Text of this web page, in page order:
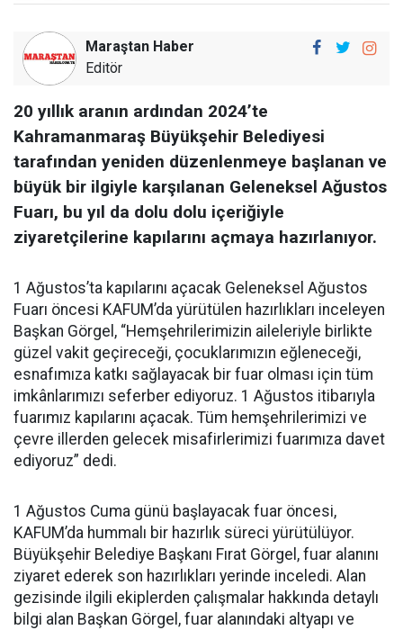
Maraştan Haber
Editör
20 yıllık aranın ardından 2024’te
Kahramanmaraş Büyükşehir Belediyesi
tarafından yeniden düzenlenmeye başlanan ve
büyük bir ilgiyle karşılanan Geleneksel Ağustos
Fuarı, bu yıl da dolu dolu içeriğiyle
ziyaretçilerine kapılarını açmaya hazırlanıyor.
1 Ağustos’ta kapılarını açacak Geleneksel Ağustos
Fuarı öncesi KAFUM’da yürütülen hazırlıkları inceleyen
Başkan Görgel, “Hemşehrilerimizin aileleriyle birlikte
güzel vakit geçireceği, çocuklarımızın eğleneceği,
esnafımıza katkı sağlayacak bir fuar olması için tüm
imkânlarımızı seferber ediyoruz. 1 Ağustos itibarıyla
fuarımız kapılarını açacak. Tüm hemşehrilerimizi ve
çevre illerden gelecek misafirlerimizi fuarımıza davet
ediyoruz” dedi.
1 Ağustos Cuma günü başlayacak fuar öncesi,
KAFUM’da hummalı bir hazırlık süreci yürütülüyor.
Büyükşehir Belediye Başkanı Fırat Görgel, fuar alanını
ziyaret ederek son hazırlıkları yerinde inceledi. Alan
gezisinde ilgili ekiplerden çalışmalar hakkında detaylı
bilgi alan Başkan Görgel, fuar alanındaki altyapı ve